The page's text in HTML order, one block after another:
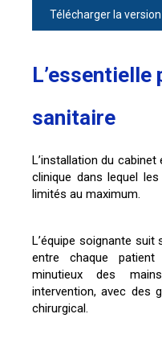
Télécharger la version
sanitaire
L’installation du cabinet
clinique dans lequel
limités au maximum.
L’équipe soignante suit
entre chaque
minutieux des
intervention, avec des
chirurgical.